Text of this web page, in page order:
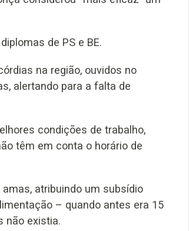
de PS e BE.
na região, ouvidos no
alertando para a falta de
condições de trabalho,
têm em conta o horário de
atribuindo um subsídio
– quando antes era 15
não existia.